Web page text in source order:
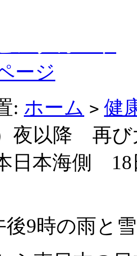
ージ
: ホーム > 健
夜以降 再び
日本海側
後9時の雨と